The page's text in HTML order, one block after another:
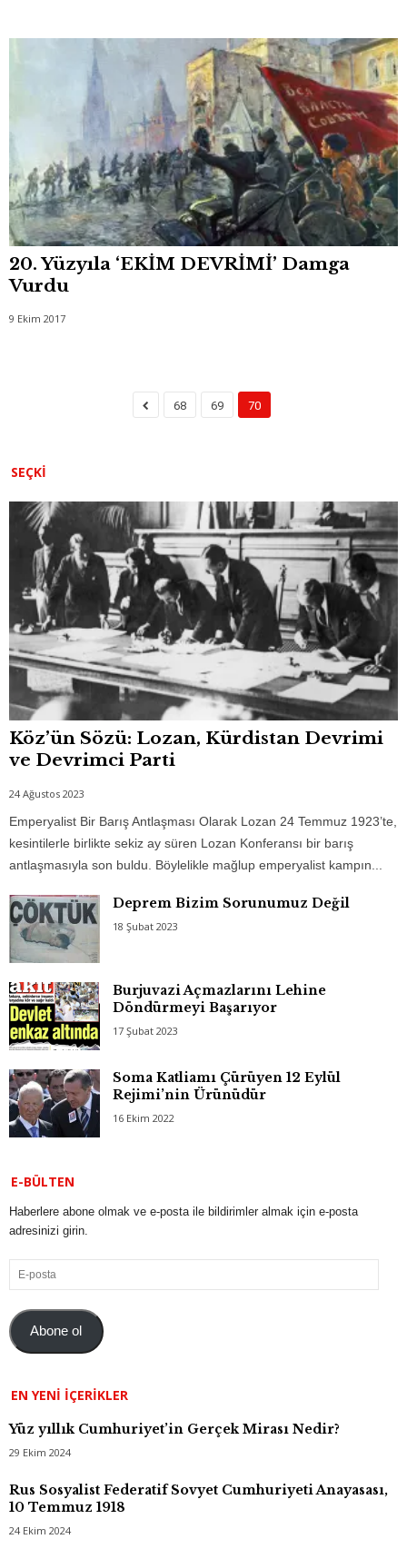
20. Yüzyıla ‘EKİM DEVRİMİ’ Damga
Vurdu
9 Ekim 2017
68 69 70
SEÇKI
Köz’ün Sözü: Lozan, Kürdistan Devrimi
ve Devrimci Parti
24 Ağustos 2023
Emperyalist Bir Barış Antlaşması Olarak Lozan 24 Temmuz 1923’te,
kesintilerle birlikte sekiz ay süren Lozan Konferansı bir barış
antlaşmasıyla son buldu. Böylelikle mağlup emperyalist kampın...
Deprem Bizim Sorunumuz Değil
18 Şubat 2023
Burjuvazi Açmazlarını Lehine
Döndürmeyi Başarıyor
17 Şubat 2023
Soma Katliamı Çürüyen 12 Eylül
Rejimi’nin Ürünüdür
16 Ekim 2022
E-BÜLTEN
Haberlere abone olmak ve e-posta ile bildirimler almak için e-posta
adresinizi girin.
E-
posta
Abone ol
EN YENI İÇERIKLER
Yüz yıllık Cumhuriyet’in Gerçek Mirası Nedir?
29 Ekim 2024
Rus Sosyalist Federatif Sovyet Cumhuriyeti Anayasası,
10 Temmuz 1918
24 Ekim 2024